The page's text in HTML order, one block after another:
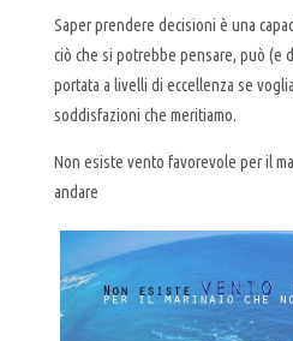
Saper prendere decisioni è una
ciò che si potrebbe pensare, può (e
portata a livelli di eccellenza se
soddisfazioni che meritiamo.
Non esiste vento favorevole per il
andare